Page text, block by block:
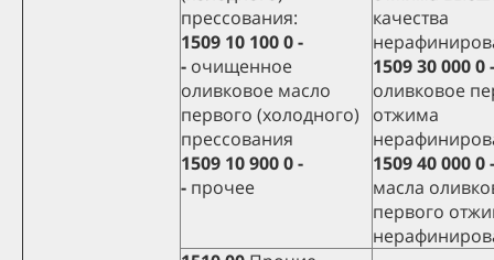
прессования:
1509 10 100 0 -
- очищенное
оливковое масло
первого (холодного)
прессования
1509 10 900 0 -
- прочее
качества
1509 30 000 0
оливковое
отжима
1509 40 000 0
масла
первого